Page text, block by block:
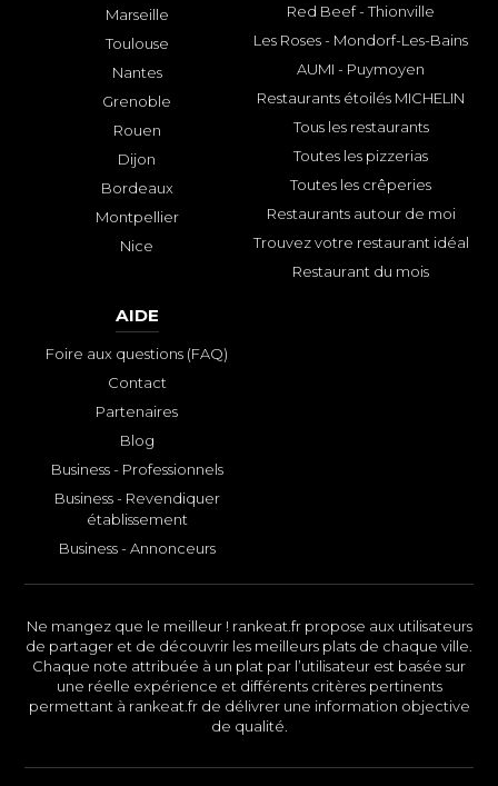
Marseille
Toulouse
Nantes
Grenoble
Rouen
Dijon
Bordeaux
Montpellier
Nice
Red Beef - Thionville
Les Roses - Mondorf-Les-Bains
AUMI - Puymoyen
Restaurants étoilés MICHELIN
Tous les restaurants
Toutes les pizzerias
Toutes les crêperies
Restaurants autour de moi
Trouvez votre restaurant idéal
Restaurant du mois
AIDE
Foire aux questions (FAQ)
Contact
Partenaires
Blog
Business - Professionnels
Business - Revendiquer
établissement
Business - Annonceurs
Ne mangez que le meilleur ! rankeat.fr propose aux utilisateurs
de partager et de découvrir les meilleurs plats de chaque ville.
Chaque note attribuée à un plat par l’utilisateur est basée sur
une réelle expérience et différents critères pertinents
permettant à rankeat.fr de délivrer une information objective
de qualité.